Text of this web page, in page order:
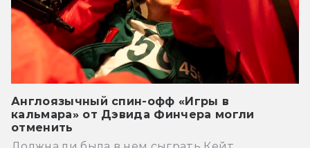
Англоязычный спин-офф «Игры в
кальмара» от Дэвида Финчера могли
отменить